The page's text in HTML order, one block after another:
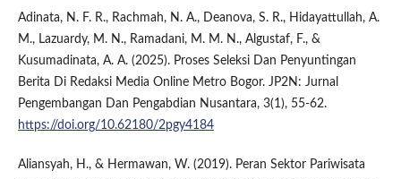
Adinata, N. F. R., Rachmah, N. A., Deanova, S. R., Hidayattullah, A.
M., Lazuardy, M. N., Ramadani, M. M. N., Algustaf, F., &
Kusumadinata, A. A. (2025). Proses Seleksi Dan Penyuntingan
Berita Di Redaksi Media Online Metro Bogor. JP2N: Jurnal
Pengembangan Dan Pengabdian Nusantara, 3(1), 55-62.
https://doi.org/10.62180/2pgy4184
Aliansyah, H., & Hermawan, W. (2019). Peran Sektor Pariwisata